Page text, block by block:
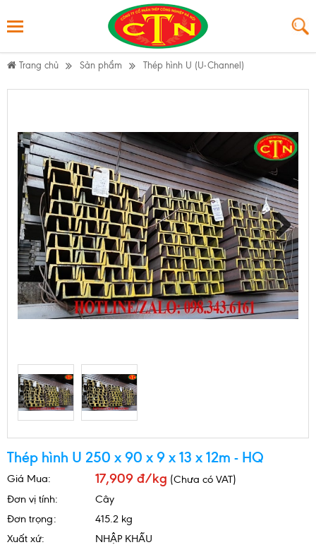
Trang chủ Sản phẩm Thép hình U (U-Channel)
Next
Thép hình U 250 x 90 x 9 x 13 x 12m - HQ
Giá Mua: 17,909 đ/kg (Chưa có VAT)
Đơn vị tính:
Cây
Đơn trọng:
415.2 kg
Xuất xứ:
NHẬP KHẨU